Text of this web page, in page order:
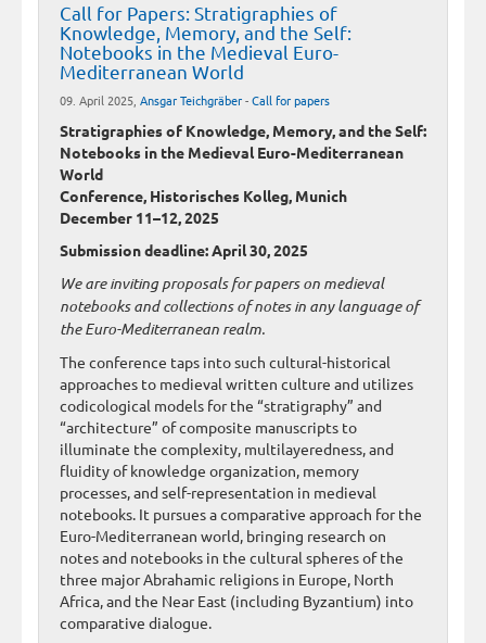
Call for Papers: Stratigraphies of
Knowledge, Memory, and the Self:
Notebooks in the Medieval Euro-
Mediterranean World
09. April 2025, Ansgar Teichgräber-Call for papers
Stratigraphies of Knowledge, Memory, and the Self:
Notebooks in the Medieval Euro-Mediterranean
World
Conference, Historisches Kolleg, Munich
December 11–12, 2025
Submission deadline: April 30, 2025
We are inviting proposals for papers on medieval
notebooks and collections of notes in any language of
the Euro-Mediterranean realm.
The conference taps into such cultural-historical
approaches to medieval written culture and utilizes
codicological models for the “stratigraphy” and
“architecture” of composite manuscripts to
illuminate the complexity, multilayeredness, and
fluidity of knowledge organization, memory
processes, and self-representation in medieval
notebooks. It pursues a comparative approach for the
Euro-Mediterranean world, bringing research on
notes and notebooks in the cultural spheres of the
three major Abrahamic religions in Europe, North
Africa, and the Near East (including Byzantium) into
comparative dialogue.